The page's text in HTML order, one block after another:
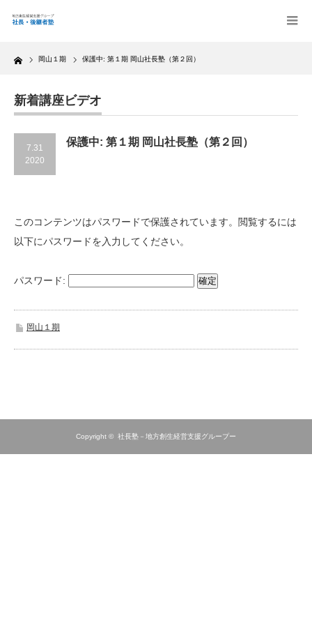
Home 岡山１期 保護中: 第１期 岡山社長塾（第２回）
新着講座ビデオ
7.31
2020
保護中: 第１期 岡山社長塾（第２回）
このコンテンツはパスワードで保護されています。閲覧するには
以下にパスワードを入力してください。
パスワード:
岡山１期
Copyright © 社長塾－地方創生経営支援グループー